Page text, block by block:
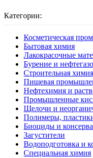
Категории:
Косметическая
Бытовая химия
Лакокрасочные
Бурение и
Строительная химия
Пищевая
Нефтехимия и
Промышленные
Щелочи и
Полимеры,
Биоциды и
Загустители
Водоподготовка и
Специальная химия